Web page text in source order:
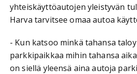
yhteiskäyttöautojen yleistyvän
Harva tarvitsee omaa autoa
- Kun katsoo minkä tahansa
parkkipaikkaa mihin tahansa
on siellä yleensä aina autoja